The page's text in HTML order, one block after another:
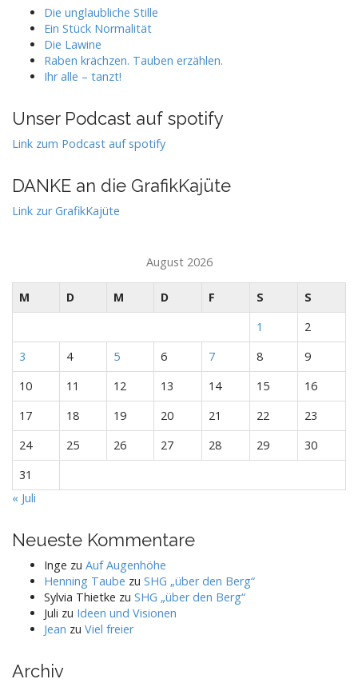
Die unglaubliche Stille
Ein Stück Normalität
Die Lawine
Raben krächzen. Tauben erzählen.
Ihr alle – tanzt!
Unser Podcast auf spotify
Link zum Podcast auf spotify
DANKE an die GrafikKajüte
Link zur GrafikKajüte
August 2026
M D M D F S
S
1
2
3
4 5 6 7 8
9
10
11 12 13 14 15
16
17
18 19 20 21 22
23
24
25 26 27 28 29
30
31
« Juli
Neueste Kommentare
Inge zu Auf Augenhöhe
Henning Taube zu SHG „über den Berg“
Sylvia Thietke zu SHG „über den Berg“
Juli zu Ideen und Visionen
Jean zu Viel freier
Archiv